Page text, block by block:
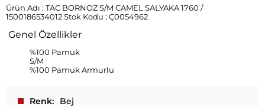
Ürün Adı : TAC BORNOZ S/M CAMEL SALYAKA 1760 /
1500186534012 Stok Kodu : Ç0054962
Genel Özellikler
%100 Pamuk
S/M
%100 Pamuk Armurlu
Renk
Bej